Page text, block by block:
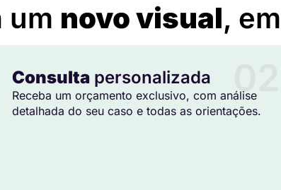
um novo visual,
02
Consultapersonalizada
Receba um orçamento exclusivo, com análise
detalhada do seu caso e todas as orientações.